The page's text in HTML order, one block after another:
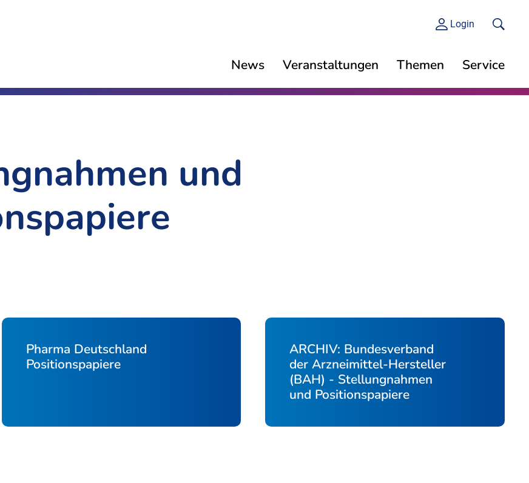
Login
News Veranstaltungen Themen Service
und
Pharma Deutschland
Positionspapiere
ARCHIV: Bundesverband
der Arzneimittel-Hersteller
(BAH) - Stellungnahmen
und Positionspapiere